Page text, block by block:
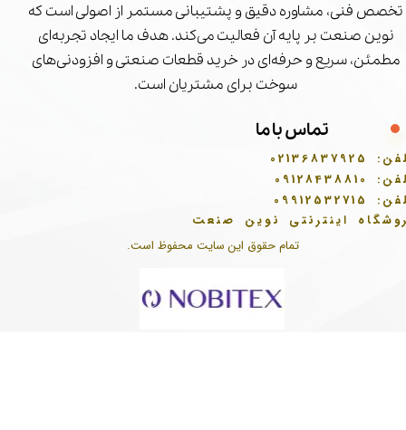
تمام حقوق این سایت محفوظ است.
تخصص فنی، مشاوره دقیق و پشتیبانی مستمر از اصولی است که
نوین صنعت بر پایه آن فعالیت می‌کند. هدف ما ایجاد تجربه‌ای
مطمئن، سریع و حرفه‌ای در خرید قطعات صنعتی و افزودنی‌های
سوخت برای مشتریان است.
تماس با ما
02136837925
09128438810
09912532715
اینترنتی نوین صنعت